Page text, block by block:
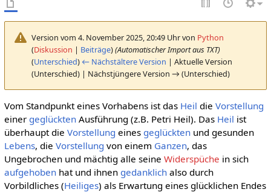
Version vom 4. November 2025, 20:49 Uhr von Python
(Diskussion | Beiträge)(Automatischer Import aus TXT)
(Unterschied) ← Nächstältere Version | Aktuelle Version
(Unterschied) | Nächstjüngere Version → (Unterschied)
Vom Standpunkt eines Vorhabens ist das Heil die Vorstellung
einer geglücktenAusführung (z.B. Petri Heil). Das Heil ist
überhaupt die Vorstellung eines geglücktenund gesunden
Lebens, die Vorstellung von einem Ganzen, das
Ungebrochen und mächtig alle seine Widerspüche in sich
aufgehobenhat und ihnen gedanklichalso durch
Vorbildliches (Heiliges) als Erwartung eines glücklichen Endes